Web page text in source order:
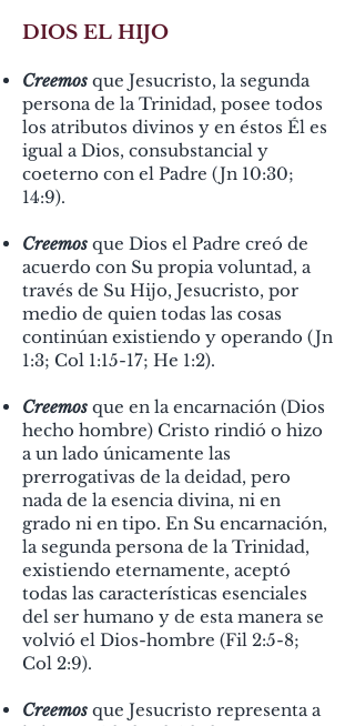
DIOS EL HIJO
Creemos que Jesucristo, la segunda
persona de la Trinidad, posee todos
los atributos divinos y en éstos Él es
igual a Dios, consubstancial y
coeterno con el Padre (Jn 10:30;
14:9).
Creemos que Dios el Padre creó de
acuerdo con Su propia voluntad, a
través de Su Hijo, Jesucristo, por
medio de quien todas las cosas
continúan existiendo y operando (Jn
1:3; Col 1:15-17; He 1:2).
Creemos que en la encarnación (Dios
hecho hombre) Cristo rindió o hizo
a un lado únicamente las
prerrogativas de la deidad, pero
nada de la esencia divina, ni en
grado ni en tipo. En Su encarnación,
la segunda persona de la Trinidad,
existiendo eternamente, aceptó
todas las características esenciales
del ser humano y de esta manera se
volvió el Dios-hombre (Fil 2:5-8;
Col 2:9).
Creemos que Jesucristo representa a